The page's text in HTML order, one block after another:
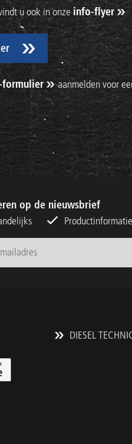
u ook in onzeinfo-flyer
formulier aanmelden voor
op de nieuwsbrief
DIESEL